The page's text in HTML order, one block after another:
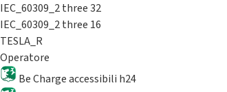
IEC_60309_2 three 32
IEC_60309_2 three 16
TESLA_R
Operatore
Be Charge accessibili h24